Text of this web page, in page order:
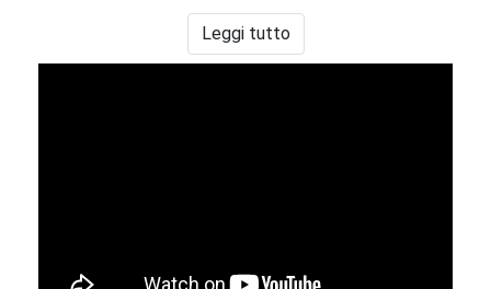
semplice ed armonioso è espressione di una
creatività tutta italiana.Fruttiepulsanti
grazie alla sua flessibilità è facile da installare
Leggi tutto